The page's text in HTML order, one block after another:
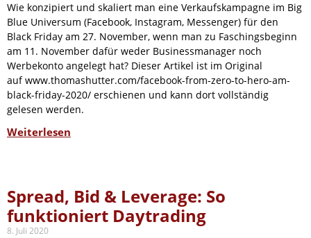
Wie konzipiert und skaliert man eine Verkaufskampagne im Big
Blue Universum (Facebook, Instagram, Messenger) für den
Black Friday am 27. November, wenn man zu Faschingsbeginn
am 11. November dafür weder Businessmanager noch
Werbekonto angelegt hat? Dieser Artikel ist im Original
auf www.thomashutter.com/facebook-from-zero-to-hero-am-
black-friday-2020/ erschienen und kann dort vollständig
gelesen werden.
Weiterlesen
Spread, Bid & Leverage: So
funktioniert Daytrading
8. Juli 2020